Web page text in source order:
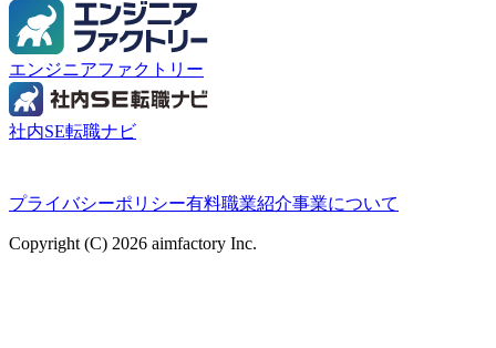
エンジニアファクトリー
社内SE転職ナビ
プライバシーポリシー有料職業紹介事業について
Copyright (C) 2026 aimfactory Inc.